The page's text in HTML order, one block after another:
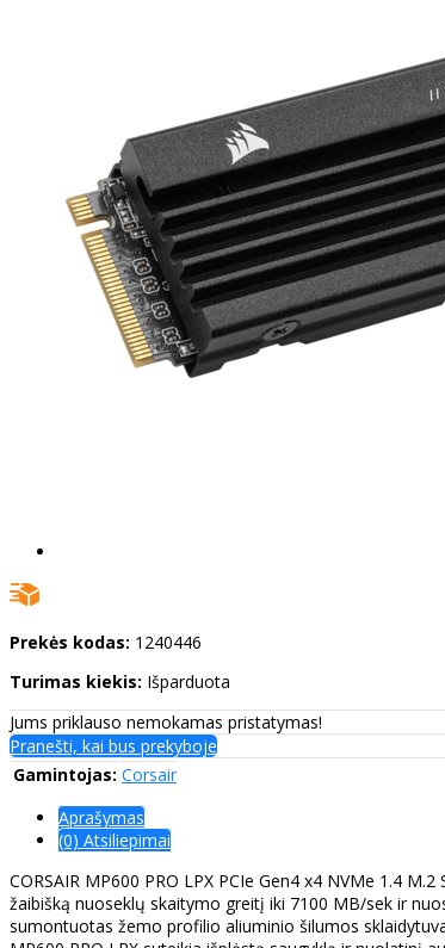
Prekės kodas: 1240446
Turimas kiekis: Išparduota
Jums priklauso nemokamas pristatymas!
Pranešti, kai bus prekyboje
Gamintojas: Corsair
Aprašymas
(0) Atsiliepimai
CORSAIR MP600 PRO LPX PCIe Gen4 x4 NVMe 1.4
žaibišką nuoseklų skaitymo greitį iki 7100 MB/sek ir
sumontuotas žemo profilio aliuminio šilumos